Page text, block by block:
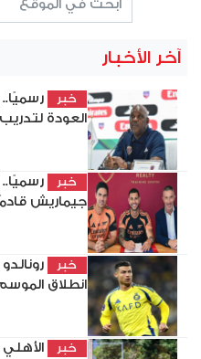
آخر الأخبار
خبر
العودة
خبر
جيماريش
خبر
انطلاق
خبر